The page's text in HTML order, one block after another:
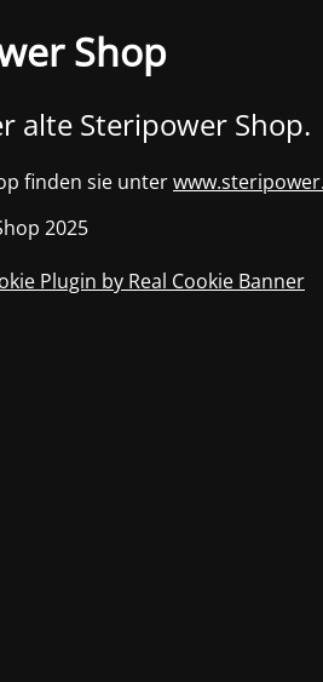
Shop
alte Steripower Shop.
finden sie unter
2025
Plugin by Real Cookie Banner